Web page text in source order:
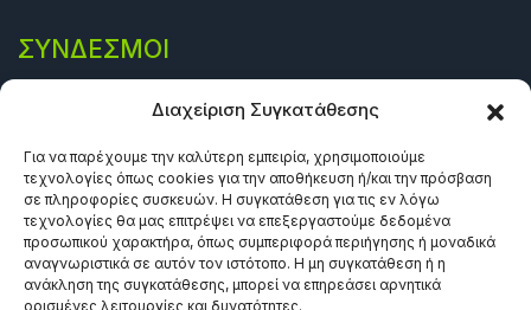
Διαχείριση Συγκατάθεσης
Για να παρέχουμε την καλύτερη εμπειρία, χρησιμοποιούμε
τεχνολογίες όπως cookies για την αποθήκευση ή/και την πρόσβαση
σε πληροφορίες συσκευών. Η συγκατάθεση για τις εν λόγω
τεχνολογίες θα μας επιτρέψει να επεξεργαστούμε δεδομένα
προσωπικού χαρακτήρα, όπως συμπεριφορά περιήγησης ή μοναδικά
αναγνωριστικά σε αυτόν τον ιστότοπο. Η μη συγκατάθεση ή η
ανάκληση της συγκατάθεσης, μπορεί να επηρεάσει αρνητικά
ορισμένες λειτουργίες και δυνατότητες.
ΣΎΝΔΕΣΜΟΙ
Πολιτική Cookies (ΕΕ)